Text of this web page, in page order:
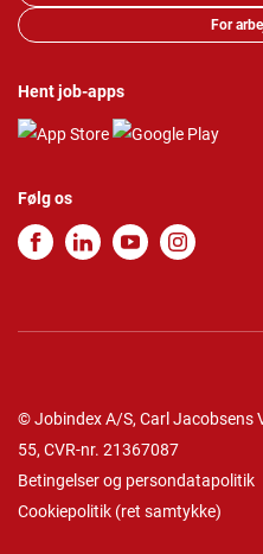
For
Hent job-apps
Følg os
© Jobindex A/S, Carl Jacobsens
55, CVR-nr. 21367087
Betingelser og persondatapolitik
Cookiepolitik (ret samtykke)